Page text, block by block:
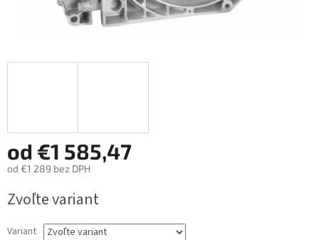
od €1 585,47
od €1 289 bez DPH
cena:
Zvoľte variant
Variant